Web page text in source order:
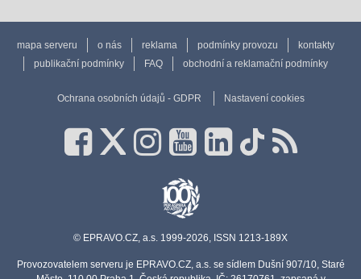
mapa serveru o nás reklama podmínky provozu
kontakty
publikační podmínky
FAQ obchodní a reklamační podmínky
Ochrana osobních údajů - GDPR Nastavení cookies
© EPRAVO.CZ, a.s. 1999-2026, ISSN 1213-189X
Provozovatelem serveru je EPRAVO.CZ, a.s. se sídlem Dušní 907/10, Staré